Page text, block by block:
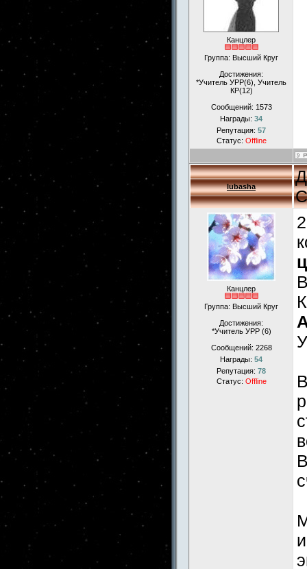
Канцлер
Группа: Высший Круг
Достижения:
*Учитель УРР(6), Учитель
КР(12)
Сообщений: 1573
Награды: 34
Репутация: 57
Статус: Offline
lubasha
Канцлер
Группа: Высший Круг
Достижения:
*Учитель УРР (6)
Сообщений: 2268
Награды: 54
Репутация: 78
Статус: Offline